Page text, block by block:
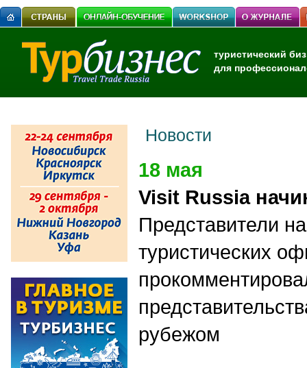
туристический
для
Новости
18 мая
Visit Russia
Представители
туристических
рубежом